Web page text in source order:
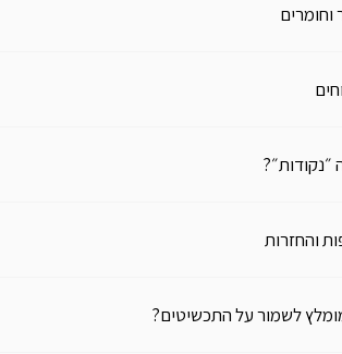
וחומרים
״נקודות״?
והחזרות
לשמור על התכשיטים?